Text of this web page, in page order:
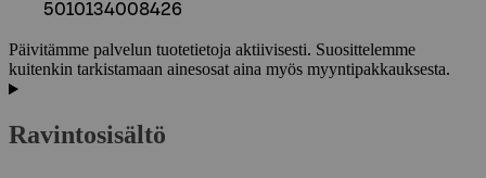
5010134008426
Päivitämme palvelun tuotetietoja aktiivisesti. Suosittelemme
kuitenkin tarkistamaan ainesosat aina myös myyntipakkauksesta.
Ravintosisältö